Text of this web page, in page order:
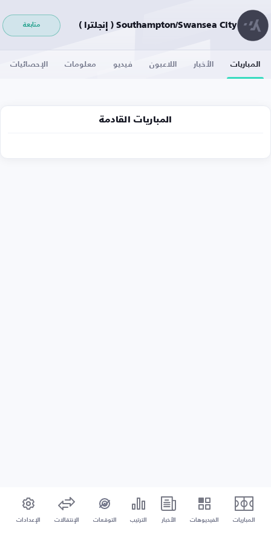
Southampton/Swansea City ( إنجلترا ) متابعة
المباريات الأخبار اللاعبون فيديو معلومات الإحصائيات
المباريات القادمة
المباريات الفيديوهات الأخبار الترتيب التوقعات الإنتقالات الإعدادات